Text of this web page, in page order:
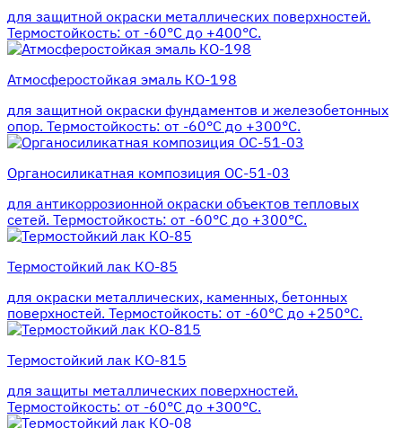
для защитной окраски металлических поверхностей.
Термостойкость: от -60°С до +400°С.
Атмосферостойкая эмаль КО-198
для защитной окраски фундаментов и железобетонных
опор. Термостойкость: от -60°С до +300°С.
Органосиликатная композиция ОС-51-03
для антикоррозионной окраски объектов тепловых
сетей. Термостойкость: от -60°С до +300°С.
Термостойкий лак КО-85
для окраски металлических, каменных, бетонных
поверхностей. Термостойкость: от -60°С до +250°С.
Термостойкий лак КО-815
для защиты металлических поверхностей.
Термостойкость: от -60°С до +300°С.